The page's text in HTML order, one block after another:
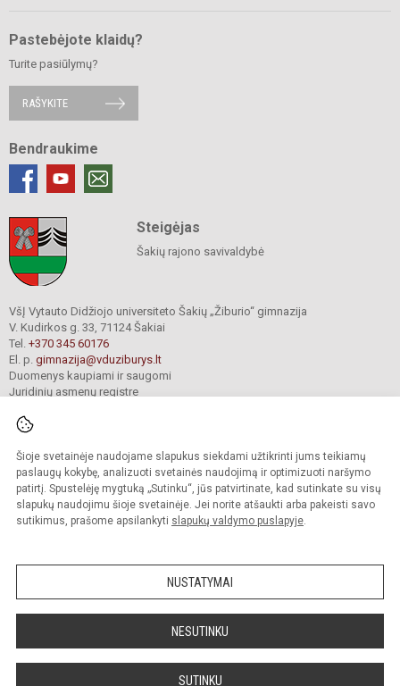
Šioje svetainėje naudojame slapukus siekdami užtikrinti jums teikiamų
paslaugų kokybę, analizuoti svetainės naudojimą ir optimizuoti naršymo
patirtį. Spustelėję mygtuką „Sutinku“, jūs patvirtinate, kad sutinkate su visų
slapukų naudojimu šioje svetainėje. Jei norite atšaukti arba pakeisti savo
sutikimus, prašome apsilankyti slapukų valdymo puslapyje.
NUSTATYMAI
NESUTINKU
SUTINKU
Pastebėjote klaidų?
Turite pasiūlymų?
RAŠYKITE
Bendraukime
Steigėjas
Šakių rajono savivaldybė
VšĮ Vytauto Didžiojo universiteto Šakių „Žiburio“ gimnazija
V. Kudirkos g. 33, 71124 Šakiai
Tel. +370 345 60176
El. p. gimnazija@vduziburys.lt
Duomenys kaupiami ir saugomi
Juridinių asmenų registre
© 2024. VDU Šakių „Žiburio“ gimnazija. Visos teisės saugomos.
Kopijuoti turinį be raštiško gimnazijos sutikimo griežtai draudžiama.